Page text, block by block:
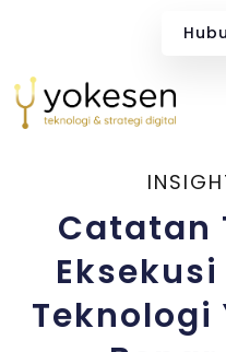
Enterprise
Catatan
Teknologi